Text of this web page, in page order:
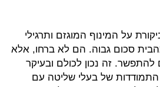
על המינוף המוגזם ותרגילי
סכום גבוה. הם לא ברחו, אלא
להתפשר. זה נכון לכולם ובעיקר
התמודדות של בעלי שליטה עם